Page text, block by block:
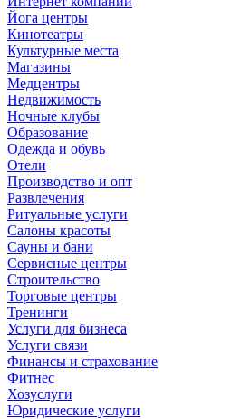
Йога центры
Кинотеатры
Культурные места
Магазины
Медцентры
Недвижимость
Ночные клубы
Образование
Одежда и обувь
Отели
Производство и опт
Развлечения
Ритуальные услуги
Салоны красоты
Сауны и бани
Сервисные центры
Строительство
Торговые центры
Тренинги
Услуги для бизнеса
Услуги связи
Финансы и страхование
Фитнес
Хозуслуги
Юридические услуги